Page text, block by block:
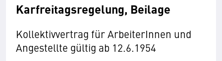
Karfreitagsregelung, Beilage
Kollektivvertrag für ArbeiterInnen und
Angestellte gültig ab 12.6.1954